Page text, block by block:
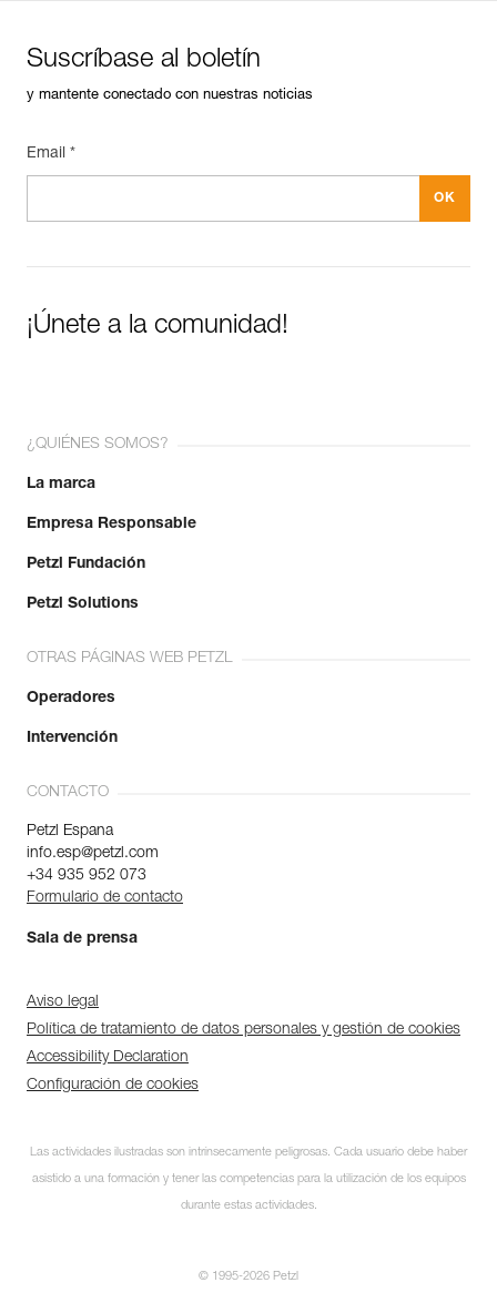
Suscríbase al boletín
y mantente conectado con nuestras noticias
Email *
¡Únete a la comunidad!
¿QUIÉNES SOMOS?
La marca
Empresa Responsable
Petzl Fundación
Petzl Solutions
OTRAS PÁGINAS WEB PETZL
Operadores
Intervención
CONTACTO
Petzl Espana
info.esp@petzl.com
+34 935 952 073
Formulario de contacto
Sala de prensa
Aviso legal
Política de tratamiento de datos personales y gestión de cookies
Accessibility Declaration
Configuración de cookies
Las actividades ilustradas son intrínsecamente peligrosas. Cada usuario debe haber
asistido a una formación y tener las competencias para la utilización de los equipos
durante estas actividades.
© 1995-2026 Petzl